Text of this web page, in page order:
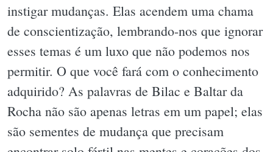
instigar mudanças. Elas acendem uma chama
de conscientização, lembrando-nos que ignorar
esses temas é um luxo que não podemos nos
permitir. O que você fará com o conhecimento
adquirido? As palavras de Bilac e Baltar da
Rocha não são apenas letras em um papel; elas
são sementes de mudança que precisam